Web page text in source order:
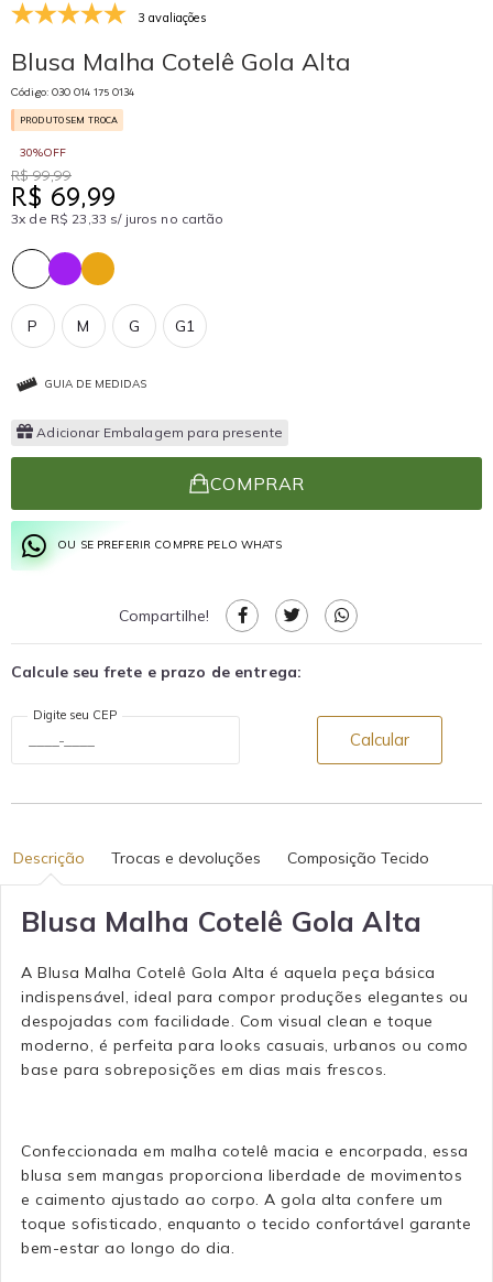
3 avaliações
Blusa Malha Cotelê Gola Alta
Código: 030 014 175 0134
PRODUTO SEM TROCA
30%OFF
R$ 99,99
R$ 69,99
3x de R$ 23,33 s/ juros no cartão
P G
M G1
GUIA DE MEDIDAS
Adicionar Embalagem para presente
COMPRAR
OU SE PREFERIR COMPRE PELO WHATS
Compartilhe!
Calcule seu frete e prazo de entrega:
Digite seu CEP
Calcular
Descrição Trocas e devoluções Composição Tecido
Blusa Malha Cotelê Gola Alta
A Blusa Malha Cotelê Gola Alta é aquela peça básica
indispensável, ideal para compor produções elegantes ou
despojadas com facilidade. Com visual clean e toque
moderno, é perfeita para looks casuais, urbanos ou como
base para sobreposições em dias mais frescos.
Confeccionada em malha cotelê macia e encorpada, essa
blusa sem mangas proporciona liberdade de movimentos
e caimento ajustado ao corpo. A gola alta confere um
toque sofisticado, enquanto o tecido confortável garante
bem-estar ao longo do dia.